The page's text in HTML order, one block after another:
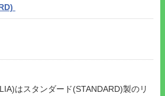
はスタンダード(STANDARD)製のリ